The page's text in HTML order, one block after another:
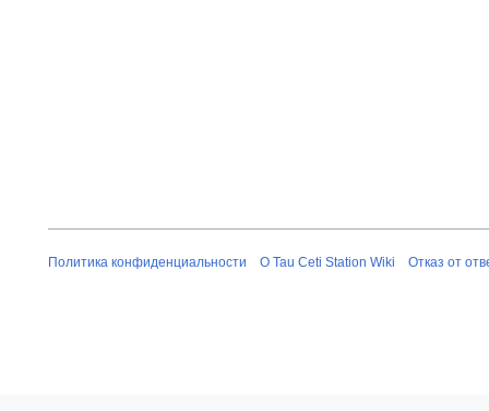
Политика конфиденциальности О Tau Ceti Station Wiki Отказ от